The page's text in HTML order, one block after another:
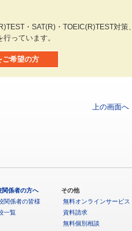
・SAT(R)・TOEIC(R)TEST対策、
っています。
ご希望の方
上の画面へ
関係者の方へ
関係者の皆様
一覧
その他
無料オンラインサービス
資料請求
無料個別相談